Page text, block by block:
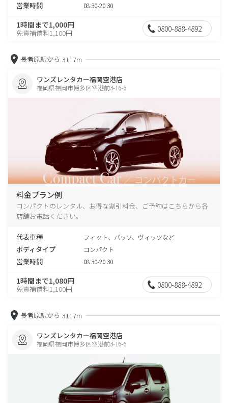
営業時間 08:30-20:30
1時間まで1,000円
免責補償料1,100円 0800-888-4892
長者原駅から 3117m
ワンズレンタカー福岡空港店
福岡県福岡市博多区空港前3-16-6
料金プラン例
コンパクトのレンタル、お得な割引料金、ご予約はこちらから各
店舗お電話ください。
代表車種 フィット、パッソ、ヴィッツなど
ボディタイプ コンパクト
営業時間 08:30-20:30
1時間まで1,080円
免責補償料1,100円 0800-888-4892
長者原駅から 3117m
ワンズレンタカー福岡空港店
福岡県福岡市博多区空港前3-16-6